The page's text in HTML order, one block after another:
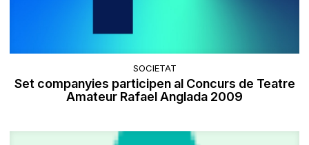
SOCIETAT
Set companyies participen al Concurs de Teatre
Amateur Rafael Anglada 2009